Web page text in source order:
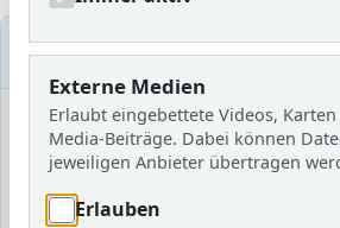
Medien filtern
Schuljahr
Schlagwort
Externe Medien
Erlaubt eingebettete Videos,
Media-Beiträge. Dabei können
jeweiligen Anbieter übertragen
Erlauben